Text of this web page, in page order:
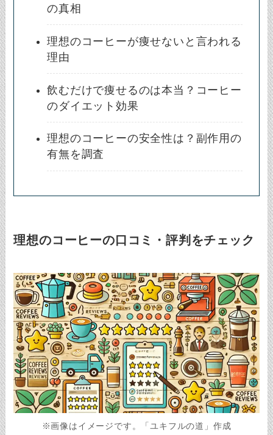
の真相
理想のコーヒーが痩せないと言われる
理由
飲むだけで痩せるのは本当？コーヒー
のダイエット効果
理想のコーヒーの安全性は？副作用の
有無を調査
理想のコーヒーの口コミ・評判をチェック
※画像はイメージです。「ユキフルの道」作成